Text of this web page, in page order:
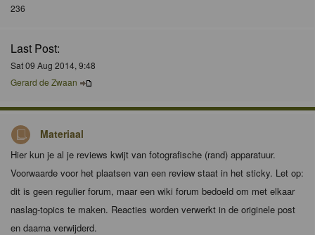
236
Last Post:
Sat 09 Aug 2014, 9:48
Gerard de Zwaan
Materiaal
Hier kun je al je reviews kwijt van fotografische (rand) apparatuur.
Voorwaarde voor het plaatsen van een review staat in het sticky. Let op:
dit is geen regulier forum, maar een wiki forum bedoeld om met elkaar
naslag-topics te maken. Reacties worden verwerkt in de originele post
en daarna verwijderd.